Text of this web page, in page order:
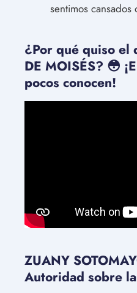
sentimos cansados
¿Por qué quiso el
DE MOISÉS? 😳
pocos conocen!
ZUANY
Autoridad sobre